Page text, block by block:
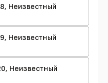
Неизвестный
Неизвестный
Неизвестный